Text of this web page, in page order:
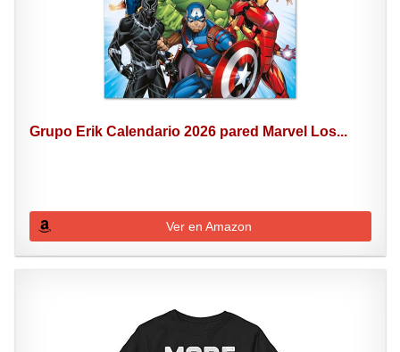
Grupo Erik Calendario 2026 pared Marvel Los...
Ver en Amazon